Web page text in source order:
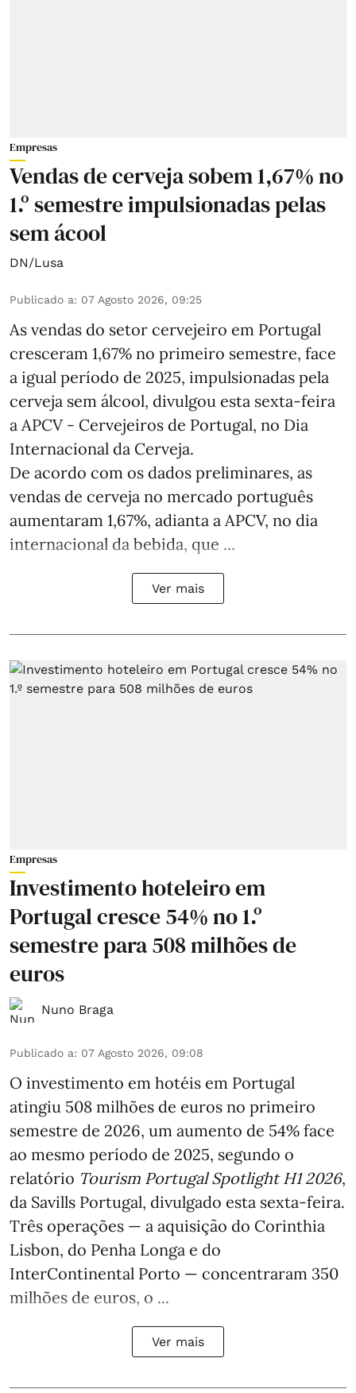
Empresas
Vendas de cerveja sobem 1,67% no
1.º semestre impulsionadas pelas
sem ácool
DN/Lusa
Publicado a: 07 Agosto 2026, 09:25
As vendas do setor cervejeiro em Portugal
cresceram 1,67% no primeiro semestre, face
a igual período de 2025, impulsionadas pela
cerveja sem álcool, divulgou esta sexta-feira
a APCV - Cervejeiros de Portugal, no Dia
Internacional da Cerveja.
De acordo com os dados preliminares, as
vendas de cerveja no mercado português
aumentaram 1,67%, adianta a APCV, no dia
internacional da bebida, que ...
Ver mais
Empresas
Investimento hoteleiro em
Portugal cresce 54% no 1.º
semestre para 508 milhões de
euros
Nuno Braga
Publicado a: 07 Agosto 2026, 09:08
O investimento em hotéis em Portugal
atingiu 508 milhões de euros no primeiro
semestre de 2026, um aumento de 54% face
ao mesmo período de 2025, segundo o
relatório Tourism Portugal Spotlight H1 2026,
da Savills Portugal, divulgado esta sexta-feira.
Três operações — a aquisição do Corinthia
Lisbon, do Penha Longa e do
InterContinental Porto — concentraram 350
milhões de euros, o ...
Ver mais